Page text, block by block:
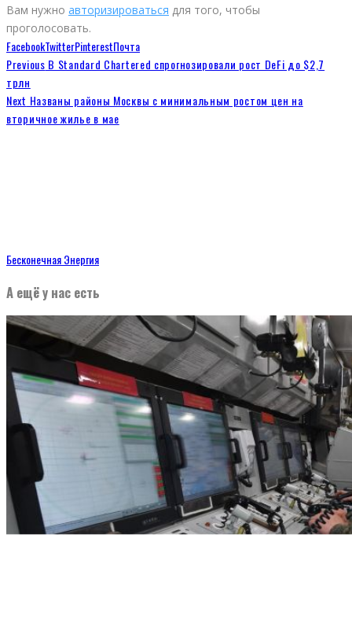
Вам нужно авторизироваться для того, чтобы
проголосовать.
FacebookTwitterPinterestПочта
Previous В Standard Chartered спрогнозировали рост DeFi до $2,7
трлн
Next Названы районы Москвы с минимальным ростом цен на
вторичное жилье в мае
Бесконечная Энергия
А ещё у нас есть